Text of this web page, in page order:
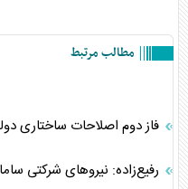
مطالب مرتبط
فاز دوم اصلاحات ساختاری
رفیع‌زاده: نیروهای شرکتی